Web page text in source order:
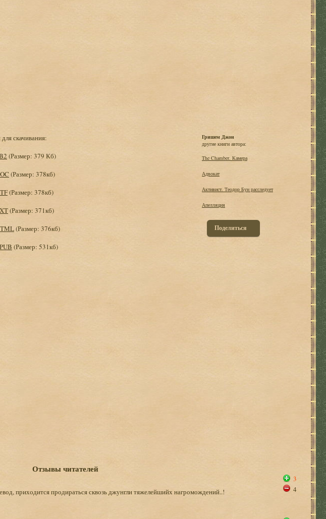
скачивания:
(Размер: 379 Кб)
(Размер: 378кб)
(Размер: 378кб)
(Размер: 371кб)
(Размер: 376кб)
(Размер: 531кб)
Гришем Джон
другие книги автора:
The Chamber. Камера
Адвокат
Активист. Теодор Бун расследует
Апелляция
Поделиться
Отзывы читателей
приходится продираться сквозь джунгли тяжелейшийх нагромождений..!
3
4